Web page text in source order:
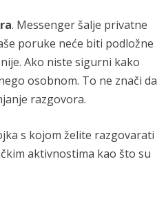
. Messenger šalje privatne
poruke neće biti podložne
Ako niste sigurni kako
osobnom. To ne znači da
razgovora.
s kojom želite razgovarati
aktivnostima kao što su